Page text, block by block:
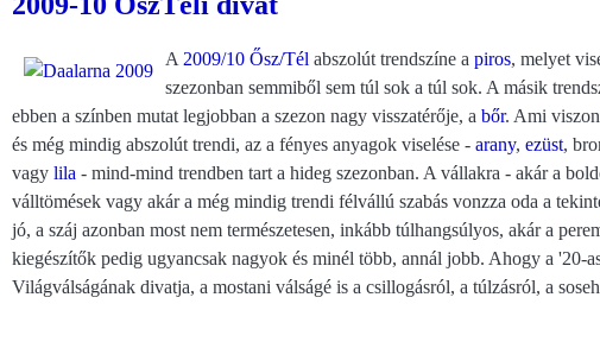
A 2009/10 Ősz/Tél abszolút trendszíne a piros, melyet
szezonban semmiből sem túl sok a túl sok. A másik
ebben a színben mutat legjobban a szezon nagy visszatérője, a bőr. Ami
és még mindig abszolút trendi, az a fényes anyagok viselése - arany, ezüst,
vagy lila - mind-mind trendben tart a hideg szezonban. A vállakra - akár a
válltömések vagy akár a még mindig trendi félvállú szabás vonzza oda a
jó, a száj azonban most nem természetesen, inkább túlhangsúlyos, akár a
kiegészítők pedig ugyancsak nagyok és minél több, annál jobb. Ahogy a '20-
Világválságának divatja, a mostani válságé is a csillogásról, a túlzásról, a